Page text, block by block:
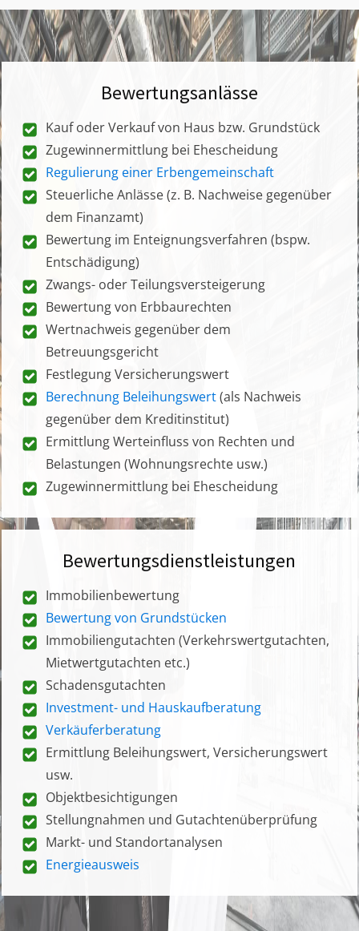
Bewertungsanlässe
Kauf oder Verkauf von Haus bzw. Grundstück
Zugewinnermittlung bei Ehescheidung
Regulierung einer Erbengemeinschaft
Steuerliche Anlässe (z. B. Nachweise gegenüber
dem Finanzamt)
Bewertung im Enteignungsverfahren (bspw.
Entschädigung)
Zwangs- oder Teilungsversteigerung
Bewertung von Erbbaurechten
Wertnachweis gegenüber dem
Betreuungsgericht
Festlegung Versicherungswert
Berechnung Beleihungswert(als Nachweis
gegenüber dem Kreditinstitut)
Ermittlung Werteinfluss von Rechten und
Belastungen (Wohnungsrechte usw.)
Zugewinnermittlung bei Ehescheidung
Bewertungsdienstleistungen
Immobilienbewertung
Bewertung von Grundstücken
Immobiliengutachten (Verkehrswertgutachten,
Mietwertgutachten etc.)
Schadensgutachten
Investment- und Hauskaufberatung
Verkäuferberatung
Ermittlung Beleihungswert, Versicherungswert
usw.
Objektbesichtigungen
Stellungnahmen und Gutachtenüberprüfung
Markt- und Standortanalysen
Energieausweis